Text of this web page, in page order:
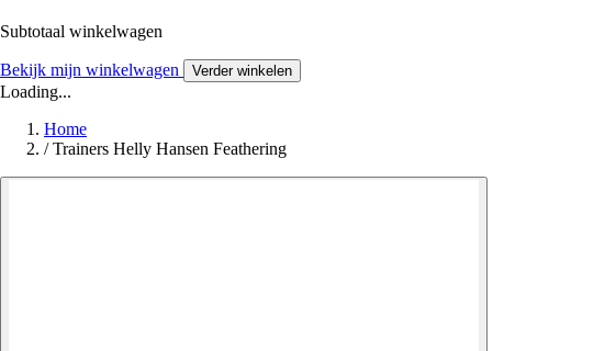
Subtotaal winkelwagen
Bekijk mijn winkelwagen Verder winkelen
Loading...
Home
/ Trainers Helly Hansen Feathering